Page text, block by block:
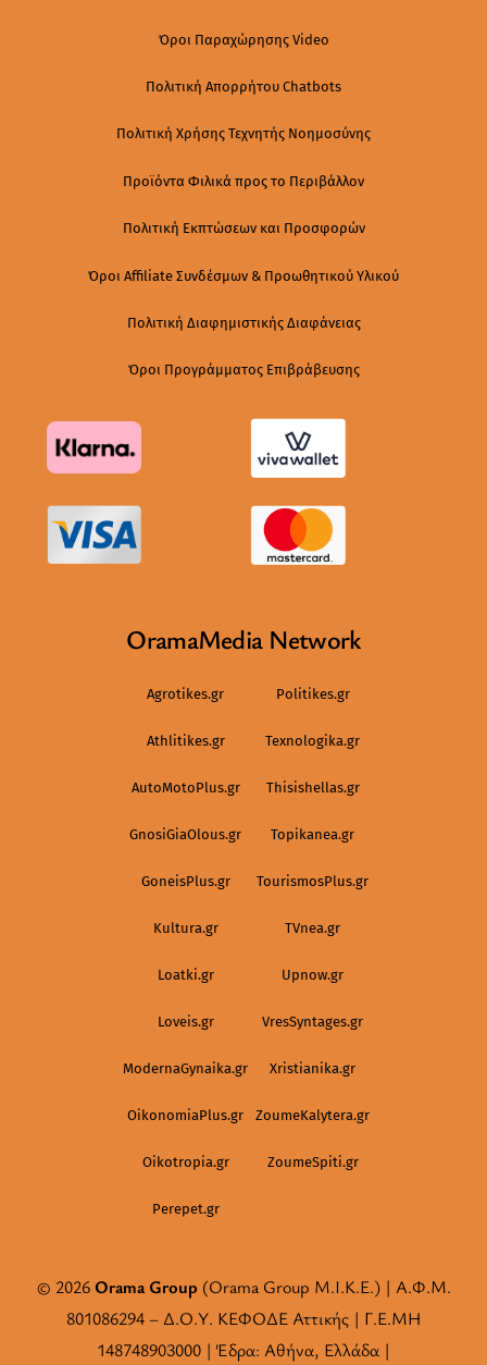
Όροι Παραχώρησης Video
Πολιτική Απορρήτου Chatbots
Πολιτική Χρήσης Τεχνητής Νοημοσύνης
Προϊόντα Φιλικά προς το Περιβάλλον
Πολιτική Εκπτώσεων και Προσφορών
Όροι Affiliate Συνδέσμων & Προωθητικού Υλικού
Πολιτική Διαφημιστικής Διαφάνειας
Όροι Προγράμματος Επιβράβευσης
OramaMedia Network
Agrotikes.gr Politikes.gr
Athlitikes.gr Texnologika.gr
AutoMotoPlus.gr Thisishellas.gr
GnosiGiaOlous.gr Topikanea.gr
GoneisPlus.gr TourismosPlus.gr
Kultura.gr TVnea.gr
Loatki.gr Upnow.gr
Loveis.gr VresSyntages.gr
ModernaGynaika.gr Xristianika.gr
OikonomiaPlus.gr ZoumeKalytera.gr
Oikotropia.gr ZoumeSpiti.gr
Perepet.gr
© 2026Orama Group (Orama Group Μ.Ι.Κ.Ε.) | Α.Φ.Μ.
801086294 – Δ.Ο.Υ. ΚΕΦΟΔΕ Αττικής | Γ.Ε.ΜΗ
148748903000 | Έδρα: Αθήνα, Ελλάδα |